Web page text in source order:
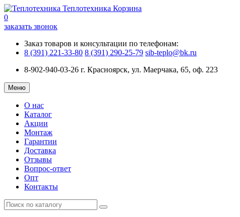
Теплотехника Корзина
0
заказать звонок
Заказ товаров и консультации по телефонам:
8 (391) 221-33-80 8 (391) 290-25-79 sib-teplo@bk.ru
8-902-940-03-26 г. Красноярск, ул. Маерчака, 65, оф. 223
Меню
О нас
Каталог
Акции
Монтаж
Гарантии
Доставка
Отзывы
Вопрос-ответ
Опт
Контакты